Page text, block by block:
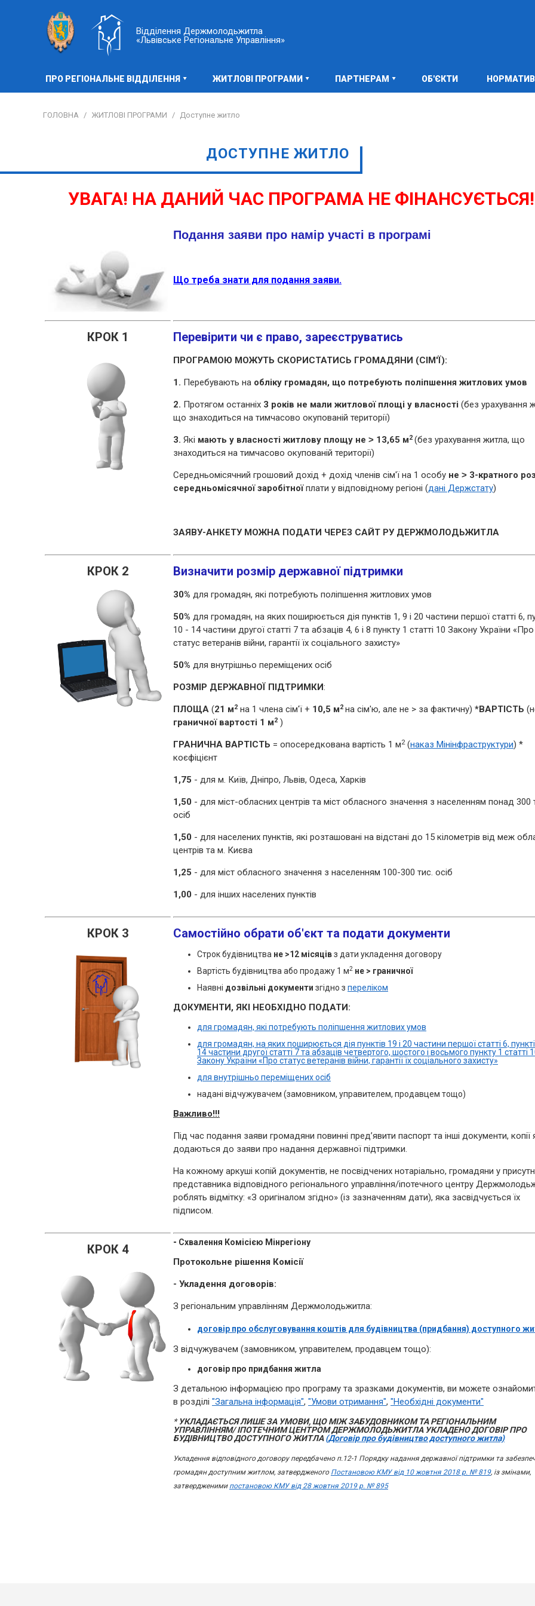
Відділення Держмолодьжитла
«Львівське Регіональне Управління»
ПРО РЕГІОНАЛЬНЕ ВІДДІЛЕННЯ ЖИТЛОВІ ПРОГРАМИ ПАРТНЕРАМ ОБ'ЄКТИ
ГОЛОВНА / ЖИТЛОВІ ПРОГРАМИ / Доступне житло
ДОСТУПНЕ ЖИТЛО
УВАГА! НА ДАНИЙ ЧАС ПРОГРАМА НЕ ФІНАНСУЄТЬСЯ!
Подання заяви про намір участі в програмі
Що треба знати для подання заяви.
КРОК 1 Перевірити чи є право, зареєструватись
ПРОГРАМОЮ МОЖУТЬ СКОРИСТАТИСЬ ГРОМАДЯНИ (СІМ'Ї):
1. Перебувають на обліку громадян, що потребують поліпшення житлових умов
2. Протягом останніх 3 років не мали житлової площі у власності (без урахування
що знаходиться на тимчасово окупованій території)
3. Які мають у власності житлову площу не ˃ 13,65 м2 (без урахування житла, що
знаходиться на тимчасово окупованій території)
Середньомісячний грошовий дохід + дохід членів сім'ї на 1 особу не ˃ 3-кратного
середньомісячної заробітноїплати у відповідному регіоні (дані Держстату)
ЗАЯВУ-АНКЕТУ МОЖНА ПОДАТИ ЧЕРЕЗ САЙТ РУ ДЕРЖМОЛОДЬЖИТЛА
КРОК 2 Визначити розмір державної підтримки
30% для громадян, які потребують поліпшення житлових умов
50% для громадян, на яких поширюється дія пунктів 1, 9 і 20 частини першої статті 6,
10 - 14 частини другої статті 7 та абзаців 4, 6 і 8 пункту 1 статті 10 Закону України «Про
статус ветеранів війни, гарантії їх соціального захисту»
50% для внутрішньо переміщених осіб
РОЗМІР ДЕРЖАВНОЇ ПІДТРИМКИ:
ПЛОЩА (21 м2 на 1 члена сім'ї + 10,5 м2 на сім'ю, але не > за фактичну) *ВАРТІСТЬ
граничної вартості 1 м2 )
ГРАНИЧНА ВАРТІСТЬ = опосередкована вартість 1 м2(наказ Мінінфраструктури) *
коєфіцієнт
1,75 - для м. Київ, Дніпро, Львів, Одеса, Харків
1,50 - для міст-обласних центрів та міст обласного значення з населенням понад 300
осіб
1,50 - для населених пунктів, які розташовані на відстані до 15 кілометрів від меж
центрів та м. Києва
1,25 - для міст обласного значення з населенням 100-300 тис. осіб
1,00 - для інших населених пунктів
КРОК 3 Самостійно обрати об'єкт та подати документи
Строк будівництва не >12 місяцівз дати укладення договору
Вартість будівництва або продажу 1 м2 не > граничної
Наявні дозвільні документи згідно з переліком
ДОКУМЕНТИ, ЯКІ НЕОБХІДНО ПОДАТИ:
для громадян, які потребують поліпшення житлових умов
для громадян, на яких поширюється дія пунктів 19 і 20 частини першої статті 6,
14 частини другої статті 7 та абзаців четвертого, шостого і восьмого пункту 1 статті
Закону України «Про статус ветеранів війни, гарантії їх соціального захисту»
для внутрішньо переміщених осіб
надані відчужувачем (замовником, управителем, продавцем тощо)
Важливо!!!
Під час подання заяви громадяни повинні пред’явити паспорт та інші документи, копії
додаються до заяви про надання державної підтримки.
На кожному аркуші копій документів, не посвідчених нотаріально, громадяни у
представника відповідного регіонального управління/іпотечного центру
роблять відмітку: «З оригіналом згідно» (із зазначенням дати), яка засвідчується їх
підписом.
КРОК 4 - Схвалення Комісією Мінрегіону
Протокольне рішення Комісії
- Укладення договорів:
З регіональним управлінням Держмолодьжитла:
договір про обслуговування коштів для будівництва (придбання) доступного
З відчужувачем (замовником, управителем, продавцем тощо):
договір про придбання житла
З детальною інформацією про програму та зразками документів, ви можете
в розділі "Загальна інформація", "Умови отримання", "Необхідні документи"
*УКЛАДАЄТЬСЯ ЛИШЕ ЗА УМОВИ, ЩО МІЖ ЗАБУДОВНИКОМ ТА РЕГІОНАЛЬНИМ
УПРАВЛІННЯМ/ ІПОТЕЧНИМ ЦЕНТРОМ ДЕРЖМОЛОДЬЖИТЛА УКЛАДЕНО ДОГОВІР ПРО
БУДІВНИЦТВО ДОСТУПНОГО ЖИТЛА (Договір про будівництво доступного житла)
Укладення відповідного договору передбачено п.12-1 Порядку надання державної підтримки та
громадян доступним житлом, затвердженого Постановою КМУ від 10 жовтня 2018 р. № 819, із змінами,
затвердженими постановою КМУ від 28 жовтня 2019 р. № 895